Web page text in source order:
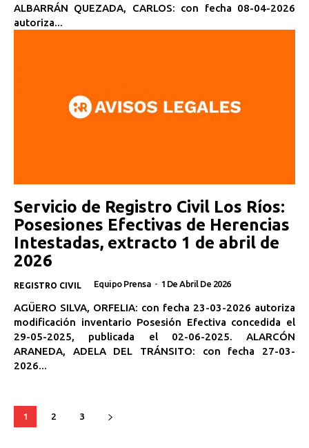
ALBARRÁN QUEZADA, CARLOS: con fecha 08-04-2026
autoriza...
Servicio de Registro Civil Los Ríos:
Posesiones Efectivas de Herencias
Intestadas, extracto 1 de abril de
2026
REGISTRO CIVIL Equipo Prensa - 1 De Abril De 2026
AGÜERO SILVA, ORFELIA: con fecha 23-03-2026 autoriza
modificación inventario Posesión Efectiva concedida el
29-05-2025, publicada el 02-06-2025. ALARCÓN
ARANEDA, ADELA DEL TRÁNSITO: con fecha 27-03-
2026...
1 2 3